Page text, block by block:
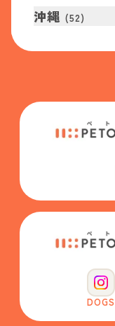
沖縄 (52)
DOGS